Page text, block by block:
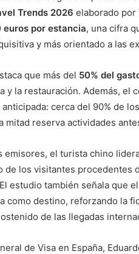
Trends 2026 elaborado por
euros por estancia, una cifra
y más orientado a las
que más del 50% del
y la restauración. Además, el
anticipada: cerca del 90% de
mitad reserva actividades
emisores, el turista chino
de los visitantes procedentes
estudio también señala que
como destino, reforzando la
de las llegadas
de Visa en España,